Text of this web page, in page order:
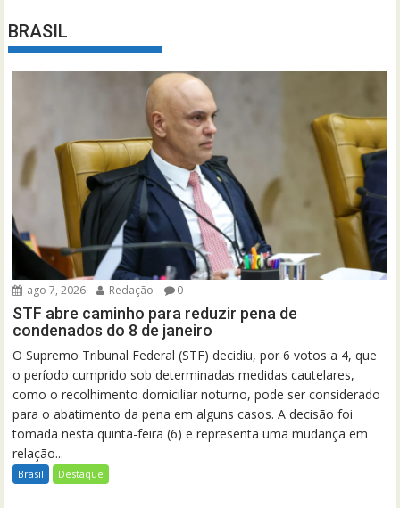
BRASIL
ago 7, 2026 Redação 0
STF abre caminho para reduzir pena de
condenados do 8 de janeiro
O Supremo Tribunal Federal (STF) decidiu, por 6 votos a 4, que
o período cumprido sob determinadas medidas cautelares,
como o recolhimento domiciliar noturno, pode ser considerado
para o abatimento da pena em alguns casos. A decisão foi
tomada nesta quinta-feira (6) e representa uma mudança em
relação...
Brasil Destaque